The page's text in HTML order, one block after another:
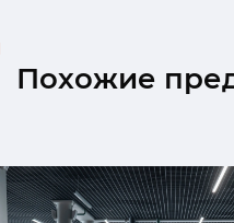
Похожие